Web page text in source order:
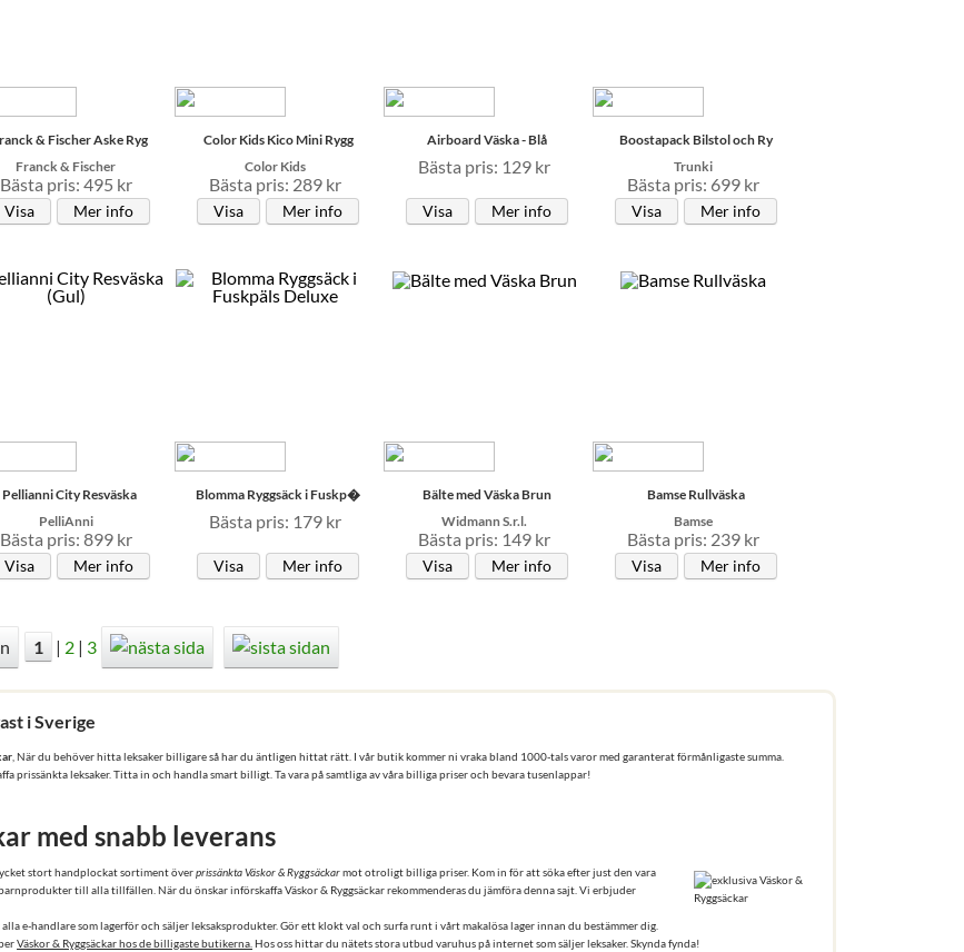
& Fischer Aske Ryg
Franck & Fischer
Bästa pris: 495 kr
Visa Mer info
Color Kids Kico Mini Rygg
Color Kids
Bästa pris: 289 kr
Visa Mer info
Airboard Väska - Blå
Bästa pris: 129 kr
Visa Mer info
Boostapack Bilstol och Ry
Trunki
Bästa pris: 699 kr
Visa Mer info
Pellianni City Resväska
PelliAnni
Bästa pris: 899 kr
Visa Mer info
Blomma Ryggsäck i Fuskp�
Bästa pris: 179 kr
Visa Mer info
Bälte med Väska Brun
Widmann S.r.l.
Bästa pris: 149 kr
Visa Mer info
Bamse Rullväska
Bamse
Bästa pris: 239 kr
Visa Mer info
1 | 2 | 3
i Sverige
, När du behöver hitta leksaker billigare så har du äntligen hittat rätt. I vår butik kommer ni vraka bland 1000-tals varor med garanterat förmånligaste summa.
prissänkta leksaker. Titta in och handla smart billigt. Ta vara på samtliga av våra billiga priser och bevara tusenlappar!
med snabb leverans
stort handplockat sortiment överprissänkta Väskor & Ryggsäckarmot otroligt billiga priser. Kom in för att söka efter just den vara
till alla tillfällen. När du önskar införskaffa Väskor & Ryggsäckar rekommenderas du jämföra denna sajt. Vi erbjuder
e-handlare som lagerför och säljer leksaksprodukter. Gör ett klokt val och surfa runt i vårt makalösa lager innan du bestämmer dig.
Väskor & Ryggsäckar hos de billigaste butikerna. Hos oss hittar du nätets stora utbud varuhus på internet som säljer leksaker. Skynda fynda!